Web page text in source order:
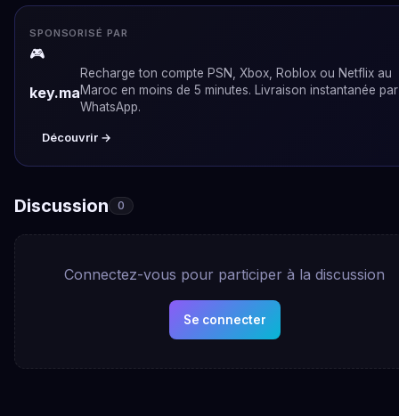
SPONSORISÉ PAR
🎮
key.ma
Recharge ton compte PSN, Xbox, Roblox ou Netflix au
Maroc en moins de 5 minutes. Livraison instantanée par
WhatsApp.
Découvrir →
Discussion 0
Connectez-vous pour participer à la discussion
Se connecter